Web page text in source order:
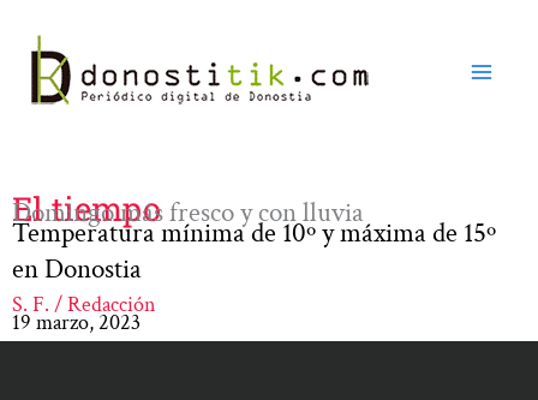
contenido
El tiempo
Domingo más fresco y con lluvia
Temperatura mínima de 10º y máxima de 15º
en Donostia
S. F. / Redacción
19 marzo, 2023